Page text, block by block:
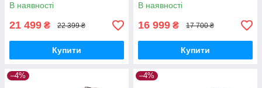
В наявності
21 499 ₴ 22 399 ₴
Купити
В наявності
16 999 ₴ 17 700 ₴
Купити
–4% –4%